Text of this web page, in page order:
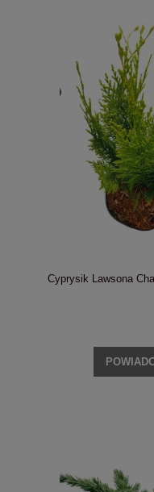
Cyprysik Lawsona